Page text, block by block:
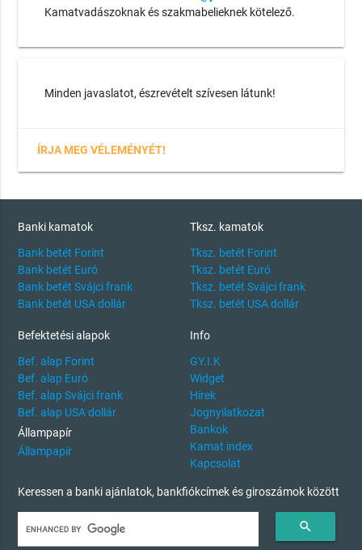
Kamatvadászoknak és szakmabelieknek kötelező.
Minden javaslatot, észrevételt szívesen látunk!
ÍRJA MEG VÉLEMÉNYÉT!
Banki kamatok
Bank betét Forint
Bank betét Euró
Bank betét Svájci frank
Bank betét USA dollár
Tksz. kamatok
Tksz. betét Forint
Tksz. betét Euró
Tksz. betét Svájci frank
Tksz. betét USA dollár
Befektetési alapok
Bef. alap Forint
Bef. alap Euró
Bef. alap Svájci frank
Bef. alap USA dollár
Állampapír
Állampapír
Info
GY.I.K
Widget
Hírek
Jognyilatkozat
Bankok
Kamat index
Kapcsolat
Keressen a banki ajánlatok, bankfiókcímek és giroszámok között
search